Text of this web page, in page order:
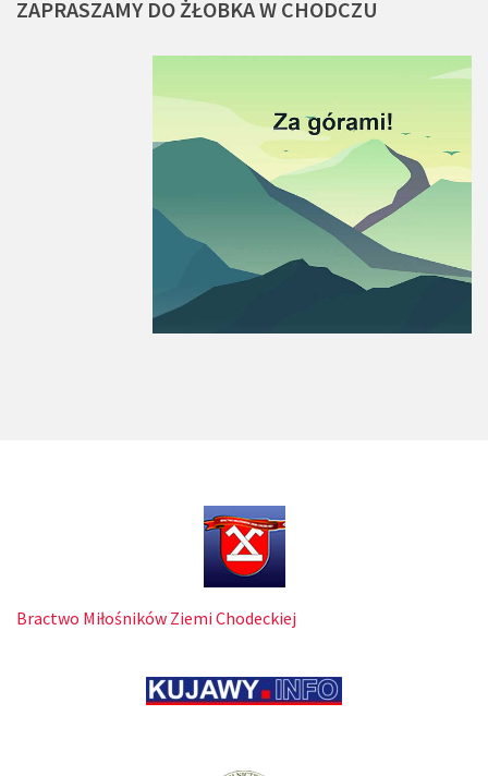
ZAPRASZAMY DOŻŁOBKAW CHODCZU
Bractwo Miłośników Ziemi Chodeckiej